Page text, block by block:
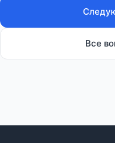
Все